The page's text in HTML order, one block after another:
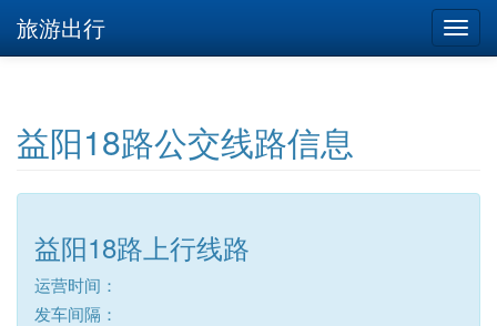
旅游出行
益阳18路公交线路信息
益阳18路上行线路
运营时间：
发车间隔：